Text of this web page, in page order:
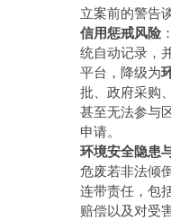
立案前的警告
信用惩戒风险
统自动记录，
平台，降级为
批、政府采购
甚至无法参与
申请。
环境安全隐患
危废若非法倾
连带责任，包
赔偿以及对受